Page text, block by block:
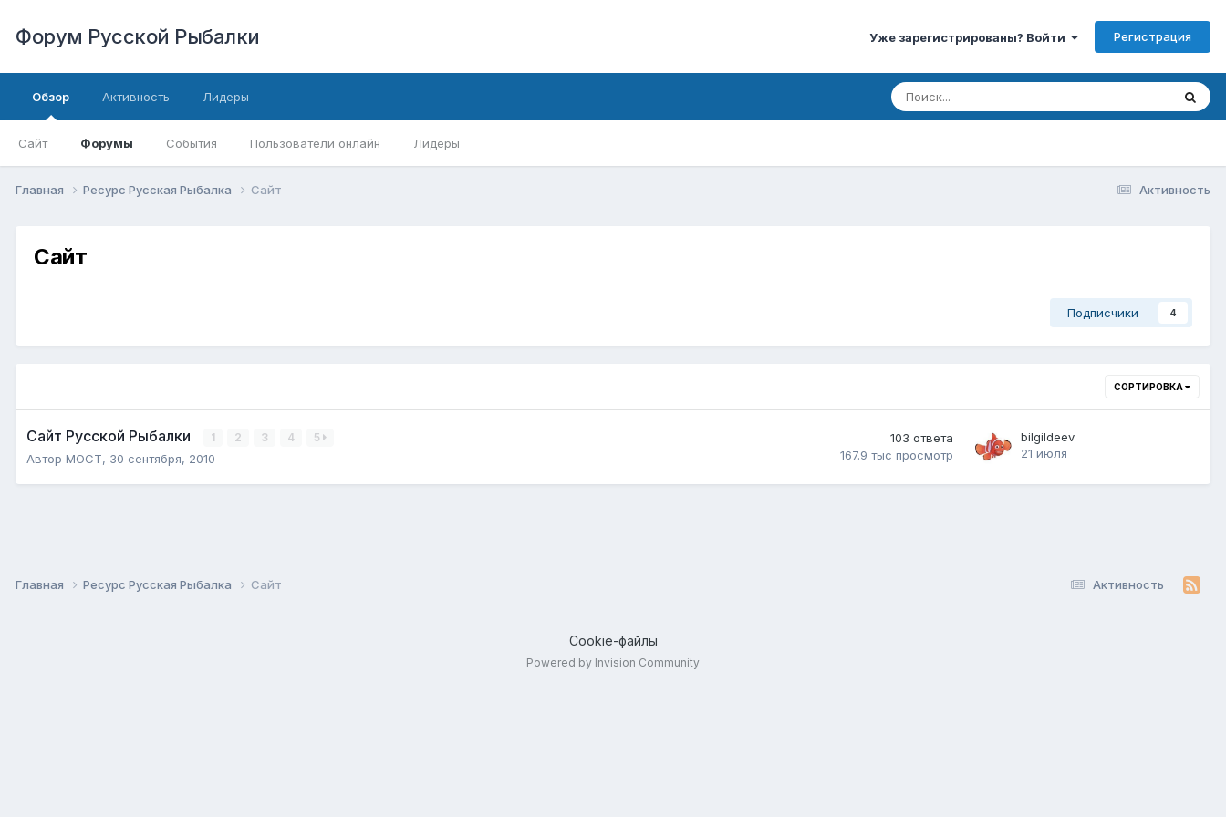
Форум Русской Рыбалки Уже зарегистрированы? Войти Регистрация
Обзор
Сайт Форумы События Пользователи онлайн Лидеры
Активность Лидеры
Активность
Главная Ресурс Русская Рыбалка Сайт
Сайт
Подписчики 4
СОРТИРОВКА
Сайт Русской Рыбалки 1 2 3 4 5
Автор MOCT, 30 сентября, 2010
103 ответа
167.9 тыс просмотр
bilgildeev
21 июля
Активность
Главная Ресурс Русская Рыбалка Сайт
Cookie-файлы
Powered by Invision Community